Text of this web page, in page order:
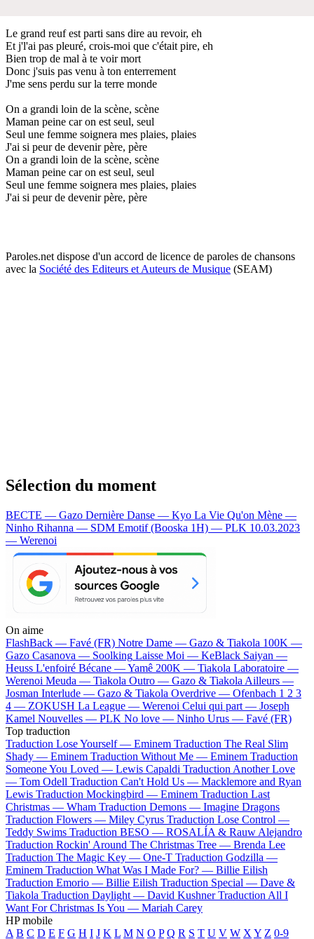
Le grand reuf est parti sans dire au revoir, eh
Et j'l'ai pas pleuré, crois-moi que c'était pire, eh
Bien trop de mal à te voir mort
Donc j'suis pas venu à ton enterrement
J'me sens perdu sur la terre monde
On a grandi loin de la scène, scène
Maman peine car on est seul, seul
Seul une femme soignera mes plaies, plaies
J'ai si peur de devenir père, père
On a grandi loin de la scène, scène
Maman peine car on est seul, seul
Seul une femme soignera mes plaies, plaies
J'ai si peur de devenir père, père
Paroles.net dispose d'un accord de licence de paroles de chansons
avec la Société des Editeurs et Auteurs de Musique (SEAM)
Sélection du moment
BECTE — Gazo Dernière Danse — Kyo La Vie Qu'on Mène —
Ninho Rihanna — SDM Emotif (Booska 1H) — PLK 10.03.2023
— Werenoi
On aime
FlashBack — Favé (FR) Notre Dame — Gazo & Tiakola 100K —
Gazo Casanova — Soolking Laisse Moi — KeBlack Saiyan —
Heuss L'enfoiré Bécane —Yamê 200K — Tiakola Laboratoire —
Werenoi Meuda — Tiakola Outro — Gazo & Tiakola Ailleurs —
Josman Interlude — Gazo & Tiakola Overdrive — Ofenbach 1 2 3
4 — ZOKUSH La League — Werenoi Celui qui part — Joseph
Kamel Nouvelles — PLK No love — Ninho Urus — Favé (FR)
Top traduction
Traduction Lose Yourself — Eminem Traduction The Real Slim
Shady — Eminem Traduction Without Me — Eminem Traduction
Someone You Loved — Lewis Capaldi Traduction Another Love
— Tom Odell Traduction Can't Hold Us — Macklemore and Ryan
Lewis Traduction Mockingbird — Eminem Traduction Last
Christmas — Wham Traduction Demons — Imagine Dragons
Traduction Flowers — Miley Cyrus Traduction Lose Control —
Teddy Swims Traduction BESO — ROSALÍA & Rauw Alejandro
Traduction Rockin' Around The Christmas Tree — Brenda Lee
Traduction The Magic Key — One-T Traduction Godzilla —
Eminem Traduction What Was I Made For? — Billie Eilish
Traduction Emorio — Billie Eilish Traduction Special — Dave &
Tiakola Traduction Daylight — David Kushner Traduction All I
Want For Christmas Is You — Mariah Carey
HP mobile
A B C D E F G H I J K L M N O P Q R S T U V W X Y Z 0-9